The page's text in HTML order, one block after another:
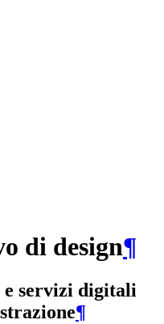
di design¶
servizi digitali
¶